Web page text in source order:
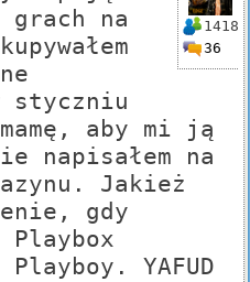
1418
36
grach na
styczniu
aby mi ją
napisałem na
Jakież
gdy
Playbox
Playboy. YAFUD